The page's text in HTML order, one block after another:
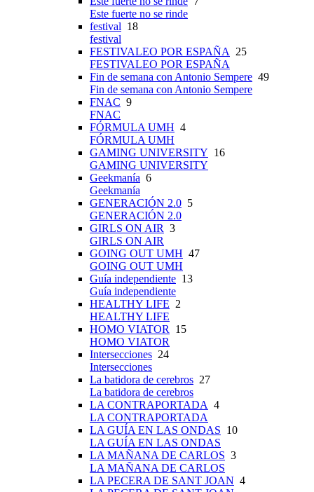
Este fuerte no se rinde
festival 18
festival
FESTIVALEO POR ESPAÑA
25
FESTIVALEO POR ESPAÑA
Fin de semana con Antonio Sempere 49
Fin de semana con Antonio Sempere
FNAC 9
FNAC
FÓRMULA UMH 4
FÓRMULA UMH
GAMING UNIVERSITY 16
GAMING UNIVERSITY
Geekmanía 6
Geekmanía
GENERACIÓN 2.0 5
GENERACIÓN 2.0
GIRLS ON AIR 3
GIRLS ON AIR
GOING OUT UMH 47
GOING OUT UMH
Guía independiente 13
Guía independiente
HEALTHY LIFE 2
HEALTHY LIFE
HOMO VIATOR
15
HOMO VIATOR
Intersecciones 24
Intersecciones
La batidora de cerebros 27
La batidora de cerebros
LA CONTRAPORTADA 4
LA CONTRAPORTADA
LA GUÍA EN LAS ONDAS 10
LA GUÍA EN LAS ONDAS
LA MAÑANA DE CARLOS 3
LA MAÑANA DE CARLOS
LA PECERA DE SANT JOAN 4